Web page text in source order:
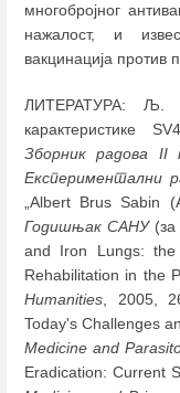
многобројног
нажалост, и
вакцинација против
ЛИТЕРАТУРА: Љ.
карактеристике
Зборник радова II
Експериментални
„Albert Brus Sabin
Годишњак САНУ(за
and Iron Lungs:
Rehabilitation in the
Humanities , 2005,
Today's Challenges
Medicine and
Eradication: Current